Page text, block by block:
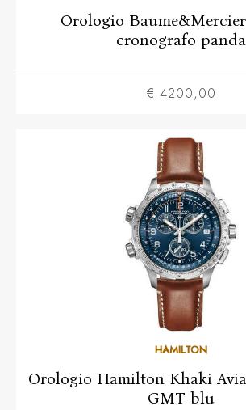
Orologio
cronografo panda
€ 4200,00
HAMILTON
Orologio Hamilton Khaki
GMT blu